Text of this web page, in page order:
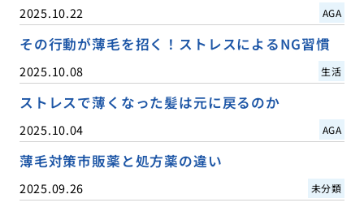
2025.10.22 AGA
その行動が薄毛を招く！ストレスによるNG習慣
2025.10.08 生活
ストレスで薄くなった髪は元に戻るのか
2025.10.04 AGA
薄毛対策市販薬と処方薬の違い
2025.09.26 未分類